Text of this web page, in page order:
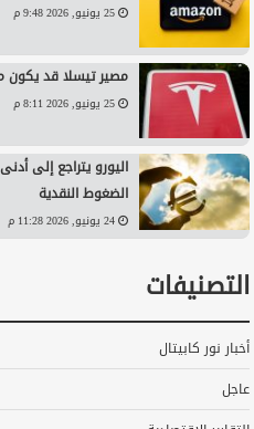
25 يونيو, 2026 9:48 م
مصير تيسلا قد يكون
25 يونيو, 2026 8:11 م
اليورو يتراجع إلى
الضغوط النقدية
24 يونيو, 2026 11:28 م
التصنيفات
أخبار نور كابيتال
عاجل